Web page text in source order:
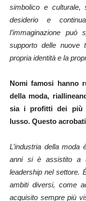
simbolico e culturale,
desiderio e
l’immaginazione può
supporto delle nuove
propria identità e la
Nomi famosi hanno
della moda,
sia i profitti dei più
lusso. Questo
L’industria della
anni si è assistito a
leadership nel settore.
ambiti diversi, come
acquisito sempre più